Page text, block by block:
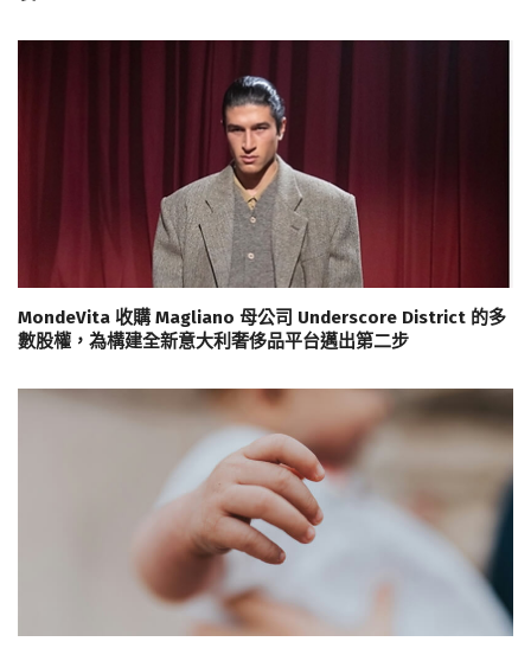
MondeVita 收購 Magliano 母公司 Underscore District 的多
數股權，為構建全新意大利奢侈品平台邁出第二步